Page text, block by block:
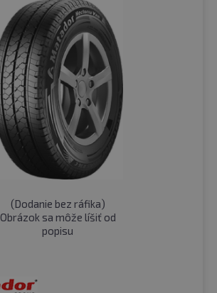
(Dodanie bez ráfika)
Obrázok sa môže líšiť od
popisu